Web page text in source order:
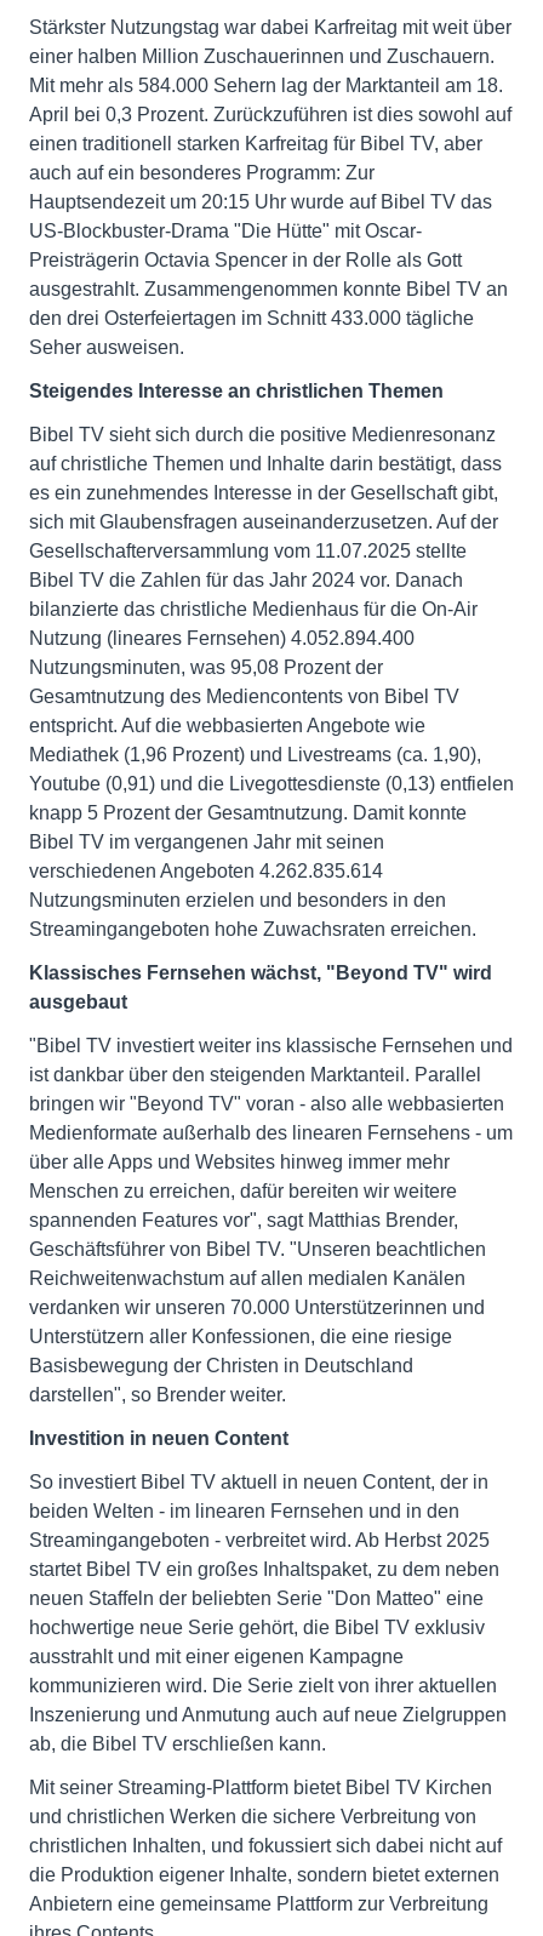
Stärkster Nutzungstag war dabei Karfreitag mit weit über
einer halben Million Zuschauerinnen und Zuschauern.
Mit mehr als 584.000 Sehern lag der Marktanteil am 18.
April bei 0,3 Prozent. Zurückzuführen ist dies sowohl auf
einen traditionell starken Karfreitag für Bibel TV, aber
auch auf ein besonderes Programm: Zur
Hauptsendezeit um 20:15 Uhr wurde auf Bibel TV das
US-Blockbuster-Drama "Die Hütte" mit Oscar-
Preisträgerin Octavia Spencer in der Rolle als Gott
ausgestrahlt. Zusammengenommen konnte Bibel TV an
den drei Osterfeiertagen im Schnitt 433.000 tägliche
Seher ausweisen.
Steigendes Interesse an christlichen Themen
Bibel TV sieht sich durch die positive Medienresonanz
auf christliche Themen und Inhalte darin bestätigt, dass
es ein zunehmendes Interesse in der Gesellschaft gibt,
sich mit Glaubensfragen auseinanderzusetzen. Auf der
Gesellschafterversammlung vom 11.07.2025 stellte
Bibel TV die Zahlen für das Jahr 2024 vor. Danach
bilanzierte das christliche Medienhaus für die On-Air
Nutzung (lineares Fernsehen) 4.052.894.400
Nutzungsminuten, was 95,08 Prozent der
Gesamtnutzung des Mediencontents von Bibel TV
entspricht. Auf die webbasierten Angebote wie
Mediathek (1,96 Prozent) und Livestreams (ca. 1,90),
Youtube (0,91) und die Livegottesdienste (0,13) entfielen
knapp 5 Prozent der Gesamtnutzung. Damit konnte
Bibel TV im vergangenen Jahr mit seinen
verschiedenen Angeboten 4.262.835.614
Nutzungsminuten erzielen und besonders in den
Streamingangeboten hohe Zuwachsraten erreichen.
Klassisches Fernsehen wächst, "Beyond TV" wird
ausgebaut
"Bibel TV investiert weiter ins klassische Fernsehen und
ist dankbar über den steigenden Marktanteil. Parallel
bringen wir "Beyond TV" voran - also alle webbasierten
Medienformate außerhalb des linearen Fernsehens - um
über alle Apps und Websites hinweg immer mehr
Menschen zu erreichen, dafür bereiten wir weitere
spannenden Features vor", sagt Matthias Brender,
Geschäftsführer von Bibel TV. "Unseren beachtlichen
Reichweitenwachstum auf allen medialen Kanälen
verdanken wir unseren 70.000 Unterstützerinnen und
Unterstützern aller Konfessionen, die eine riesige
Basisbewegung der Christen in Deutschland
darstellen", so Brender weiter.
Investition in neuen Content
So investiert Bibel TV aktuell in neuen Content, der in
beiden Welten - im linearen Fernsehen und in den
Streamingangeboten - verbreitet wird. Ab Herbst 2025
startet Bibel TV ein großes Inhaltspaket, zu dem neben
neuen Staffeln der beliebten Serie "Don Matteo" eine
hochwertige neue Serie gehört, die Bibel TV exklusiv
ausstrahlt und mit einer eigenen Kampagne
kommunizieren wird. Die Serie zielt von ihrer aktuellen
Inszenierung und Anmutung auch auf neue Zielgruppen
ab, die Bibel TV erschließen kann.
Mit seiner Streaming-Plattform bietet Bibel TV Kirchen
und christlichen Werken die sichere Verbreitung von
christlichen Inhalten, und fokussiert sich dabei nicht auf
die Produktion eigener Inhalte, sondern bietet externen
Anbietern eine gemeinsame Plattform zur Verbreitung